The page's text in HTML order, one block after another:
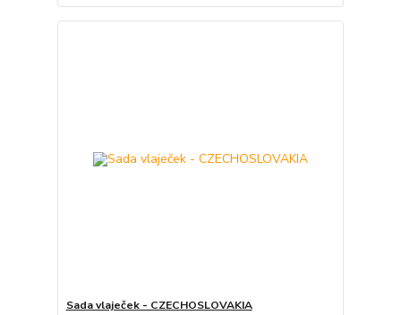
Sada vlaječek - CZECHOSLOVAKIA